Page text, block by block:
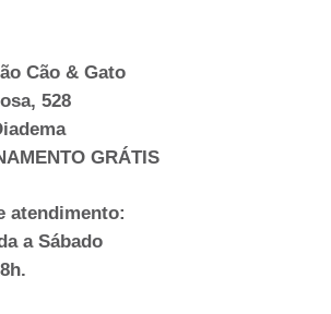
Cão & Gato
528
GRÁTIS
atendimento:
a Sábado